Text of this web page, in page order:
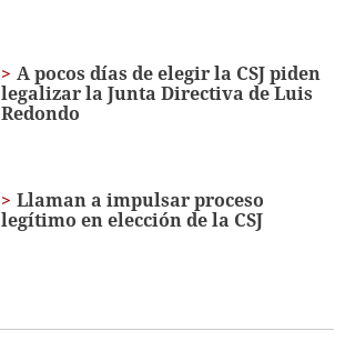
A pocos días de elegir la CSJ piden
legalizar la Junta Directiva de Luis
Redondo
Llaman a impulsar proceso
legítimo en elección de la CSJ